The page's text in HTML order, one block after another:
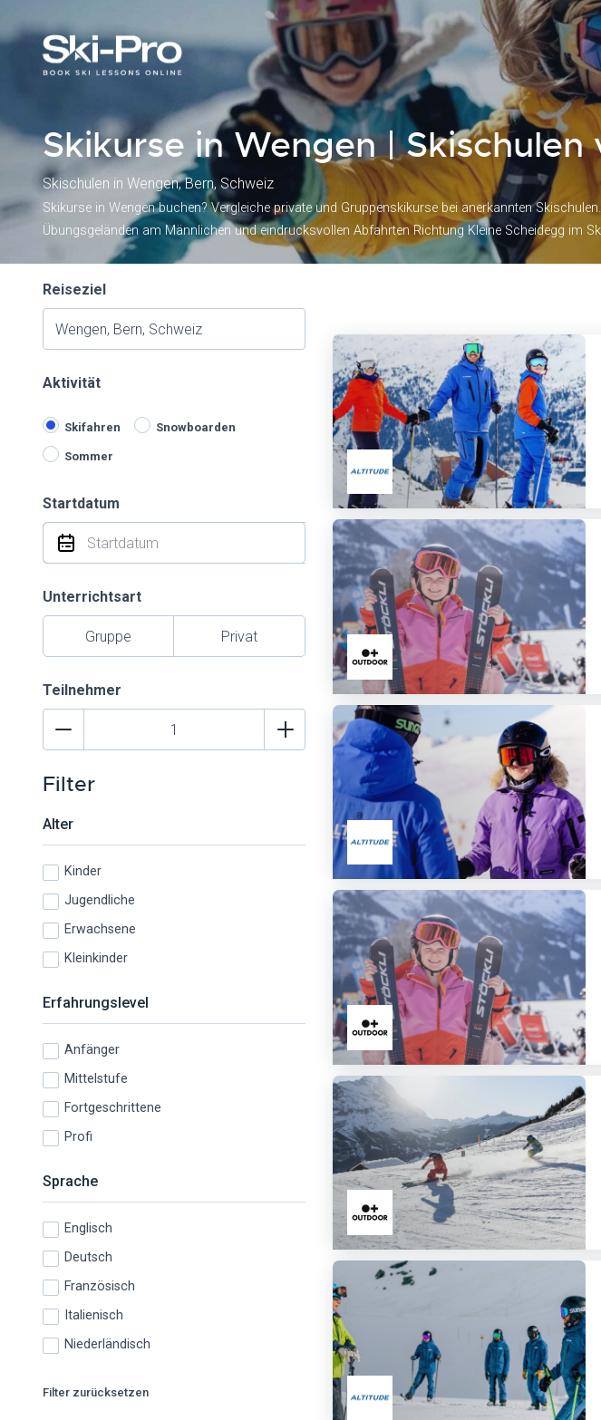
Skikurse in Wengen | Skischulen
Skischulen in Wengen, Bern, Schweiz
Skikurse in Wengen buchen? Vergleiche private und Gruppenskikurse bei anerkannten
Übungsgeländen am Männlichen und eindrucksvollen Abfahrten Richtung Kleine Scheidegg im
Reiseziel
Aktivität
Skifahren Snowboarden
Sommer
Startdatum
Unterrichtsart
Gruppe Privat
Teilnehmer
Filter
Alter
Kinder
Jugendliche
Erwachsene
Kleinkinder
Erfahrungslevel
Anfänger
Mittelstufe
Fortgeschrittene
Profi
Sprache
Englisch
Deutsch
Französisch
Italienisch
Niederländisch
Filter zurücksetzen